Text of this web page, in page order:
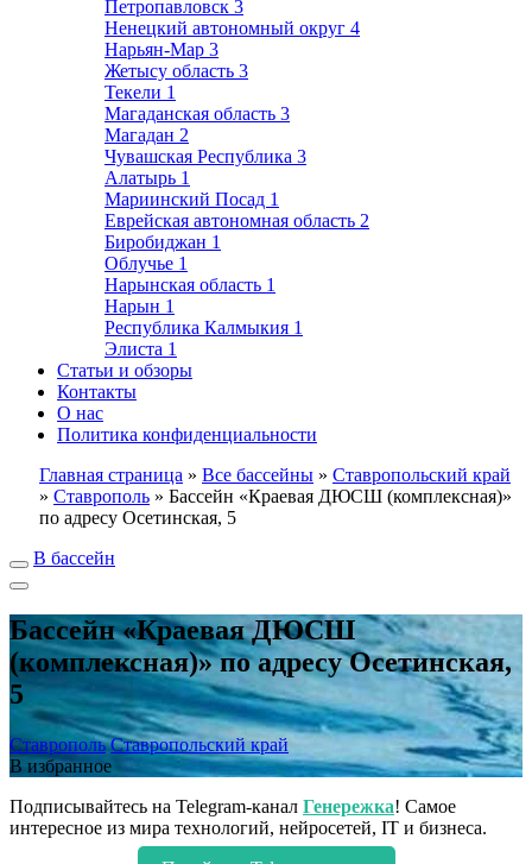
Петропавловск 3
Ненецкий автономный округ 4
Нарьян-Мар 3
Жетысу область 3
Текели 1
Магаданская область 3
Магадан 2
Чувашская Республика 3
Алатырь 1
Мариинский Посад 1
Еврейская автономная область 2
Биробиджан 1
Облучье 1
Нарынская область 1
Нарын 1
Республика Калмыкия 1
Элиста 1
Статьи и обзоры
Контакты
О нас
Политика конфиденциальности
Главная страница » Все бассейны » Ставропольский край
» Ставрополь » Бассейн «Краевая ДЮСШ (комплексная)»
по адресу Осетинская, 5
В бассейн
Бассейн «Краевая ДЮСШ
(комплексная)» по адресу Осетинская,
5
Ставрополь Ставропольский край
В избранное
Подписывайтесь на Telegram-канал Генережка! Самое
интересное из мира технологий, нейросетей, IT и бизнеса.